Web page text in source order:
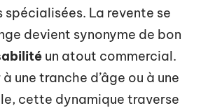
La revente se
devient synonyme de bon
un atout commercial.
une tranche d’âge ou à une
cette dynamique traverse